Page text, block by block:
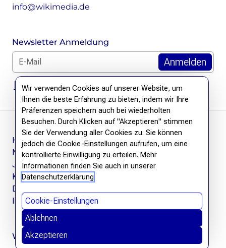
info@wikimedia.de
Newsletter Anmeldung
E-Mail für Newsletter *
DSGVO Hinweis
Häufige Fragen
Newsletter
Jobs
Kontakt
Datenschutzerklärung
Impressum
Wir befreien Wissen
Wir verwenden Cookies auf unserer Website, um
Ihnen die beste Erfahrung zu bieten, indem wir Ihre
Präferenzen speichern auch bei wiederholten
Besuchen. Durch Klicken auf "Akzeptieren" stimmen
Sie der Verwendung aller Cookies zu. Sie können
jedoch die Cookie-Einstellungen aufrufen, um eine
kontrollierte Einwilligung zu erteilen. Mehr
Informationen finden Sie auch in unserer
Datenschutzerklärung
Cookie-Einstellungen
Ablehnen
Akzeptieren